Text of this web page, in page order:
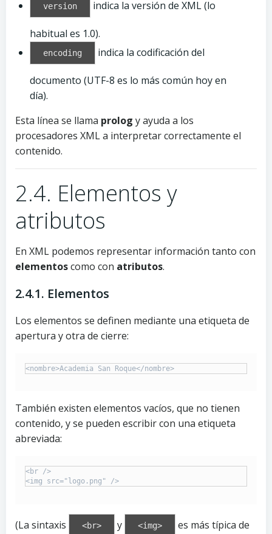
version indica la versión de XML (lo
habitual es 1.0).
encoding indica la codificación del
documento (UTF-8 es lo más común hoy en
día).
Esta línea se llama prolog y ayuda a los
procesadores XML a interpretar correctamente el
contenido.
2.4. Elementos y
atributos
En XML podemos representar información tanto con
elementoscomo con atributos.
2.4.1. Elementos
Los elementos se definen mediante una etiqueta de
apertura y otra de cierre:
También existen elementos vacíos, que no tienen
contenido, y se pueden escribir con una etiqueta
abreviada:
<br />
(La sintaxis <br> y <img> es más típica de